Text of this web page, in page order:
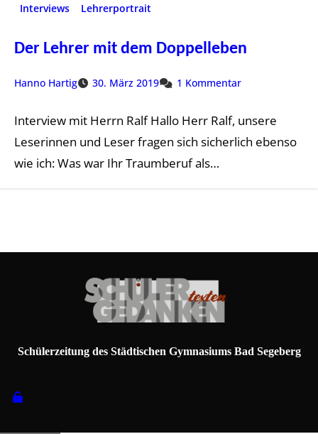
Interviews Lehrerportrait
Der Lehrer mit dem Doppelleben
Hanno Hartig 30. März 2019 1 Kommentar
Interview mit Herrn Ralf Hallo Herr Ralf, unsere
Leserinnen und Leser fragen sich sicherlich ebenso
wie ich: Was war Ihr Traumberuf als…
Schülerzeitung des Städtischen Gymnasiums Bad Segeberg